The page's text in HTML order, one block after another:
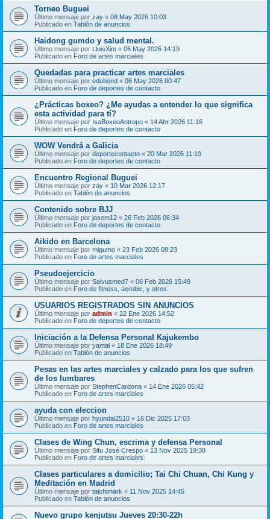
Torneo Buguei
Último mensaje por zay « 08 May 2026 10:03
Publicado en Tablón de anuncios
Haidong gumdo y salud mental.
Último mensaje por LluisXim « 06 May 2026 14:19
Publicado en Foro de artes marciales
Quedadas para practicar artes marciales
Último mensaje por edubond « 06 May 2026 00:47
Publicado en Foro de deportes de contacto
¿Prácticas boxeo? ¿Me ayudas a entender lo que significa
esta actividad para tí?
Último mensaje por IsaBoxeoAntropo « 14 Abr 2026 11:16
Publicado en Foro de deportes de contacto
WOW Vendrá a Galicia
Último mensaje por deportecontacto « 20 Mar 2026 11:19
Publicado en Foro de deportes de contacto
Encuentro Regional Buguei
Último mensaje por zay « 10 Mar 2026 12:17
Publicado en Tablón de anuncios
Contenido sobre BJJ
Último mensaje por josem12 « 26 Feb 2026 06:34
Publicado en Foro de deportes de contacto
Aikido en Barcelona
Último mensaje por migumo « 23 Feb 2026 08:23
Publicado en Foro de artes marciales
Pseudoejercicio
Último mensaje por Salvusmed7 « 06 Feb 2026 15:49
Publicado en Foro de fitness, aerobic, y otros.
USUARIOS REGISTRADOS SIN ANUNCIOS
Último mensaje por admin « 22 Ene 2026 14:52
Publicado en Foro de deportes de contacto
Iniciación a la Defensa Personal Kajukembo
Último mensaje por yamal « 18 Ene 2026 18:49
Publicado en Tablón de anuncios
Pesas en las artes marciales y calzado para los que sufren
de los lumbares
Último mensaje por StephenCardona « 14 Ene 2026 05:42
Publicado en Foro de artes marciales
ayuda con eleccion
Último mensaje por hyundai2510 « 16 Dic 2025 17:03
Publicado en Foro de artes marciales
Clases de Wing Chun, escrima y defensa Personal
Último mensaje por Sifu José Crespo « 13 Nov 2025 19:38
Publicado en Foro de artes marciales
Clases particulares a domicilio; Tai Chi Chuan, Chi Kung y
Meditación en Madrid
Último mensaje por taichimark « 11 Nov 2025 14:45
Publicado en Tablón de anuncios
Nuevo grupo kenjutsu Jueves 20:30-22h